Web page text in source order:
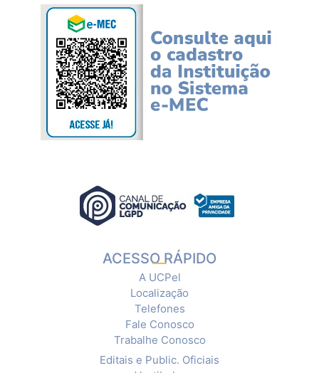
ACESSO RÁPIDO
A UCPel
Localização
Telefones
Fale Conosco
Trabalhe Conosco
Editais e Public. Oficiais